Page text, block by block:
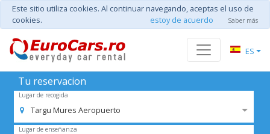
Este sitio utiliza cookies. Al continuar navegando, aceptas el uso de
cookies.
estoy de acuerdo Saber más
ES
Tu reservacion
Lugar de recogida
Targu Mures Aeropuerto
Lugar de enseñanza